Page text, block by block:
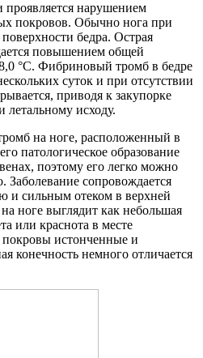
проявляется нарушением
покровов. Обычно нога при
бедра. Острая
повышением общей
°С. Фибриновый тромб в бедре
суток и при отсутствии
приводя к закупорке
исходу.
на ноге, расположенный в
патологическое образование
поэтому его легко можно
Заболевание сопровождается
и сильным отеком в верхней
ноге выглядит как небольшая
или краснота в месте
истонченные и
конечность немного отличается